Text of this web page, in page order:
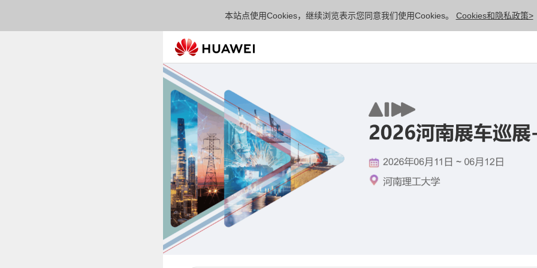
本站点使用Cookies，继续浏览表示您同意我们使用Cookies。 Cookies和隐私政策>